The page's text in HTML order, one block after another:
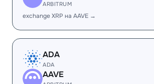
ARBITRUM
exchange XRP на AAVE →
ADA
ADA
AAVE